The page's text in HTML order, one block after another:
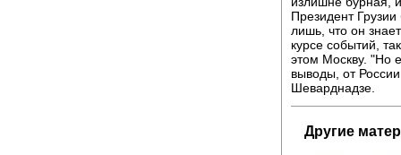
Президент
лишь, что он
курсе событий,
этом Москву. "Но
выводы, от
Шеварднадзе.
Другие